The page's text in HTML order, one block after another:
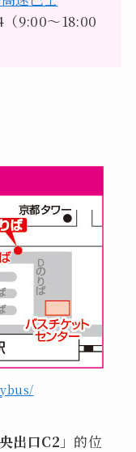
9:00～18:00
出口C2 」的位